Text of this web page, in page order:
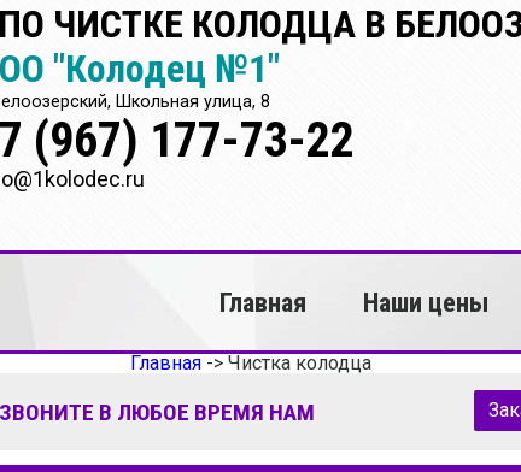
ЧИСТКЕ КОЛОДЦА В
"Колодец №1"
Школьная улица, 8
(967) 177-73-22
Главная Наши цены
Главная -> Чистка колодца
В ЛЮБОЕ ВРЕМЯ НАМ